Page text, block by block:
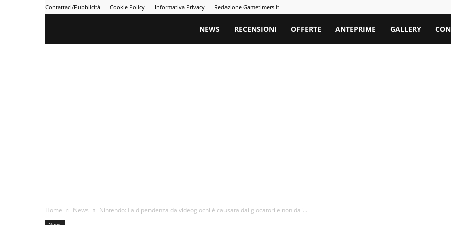
Contattaci/Pubblicità Cookie Policy Informativa Privacy Redazione Gametimers.it
Gametimers
NEWS RECENSIONI OFFERTE ANTEPRIME GALLERY
Home News Nintendo: La dipendenza da videogiochi è causata dai giocatori e non dai...